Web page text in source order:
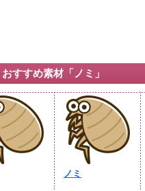
おすすめ素材「ノミ」
ノミ